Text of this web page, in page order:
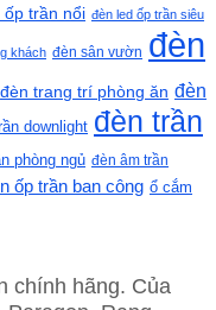
ốp trần nổi đèn led ốp trần siêu
khách đèn sân vườn đèn
đèn trang trí phòng ăn đèn
downlight đèn trần
phòng ngủ đèn âm trần
ốp trần ban công ổ cắm
chính hãng. Của